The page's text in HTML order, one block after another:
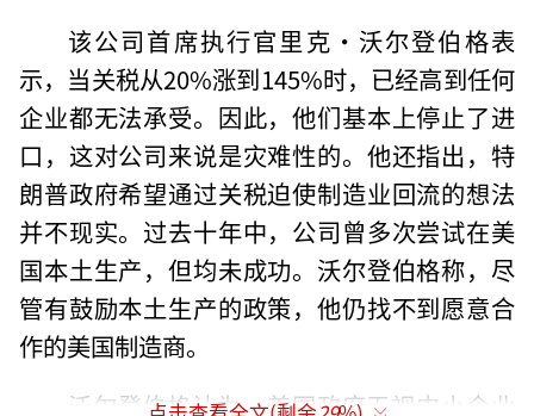
该公司首席执行官里克·沃尔登伯格表
示，当关税从20%涨到145%时，已经高到任何
企业都无法承受。因此，他们基本上停止了进
口，这对公司来说是灾难性的。他还指出，特
朗普政府希望通过关税迫使制造业回流的想法
并不现实。过去十年中，公司曾多次尝试在美
国本土生产，但均未成功。沃尔登伯格称，尽
管有鼓励本土生产的政策，他仍找不到愿意合
作的美国制造商。
沃尔登伯格认为，美国政府无视中小企业